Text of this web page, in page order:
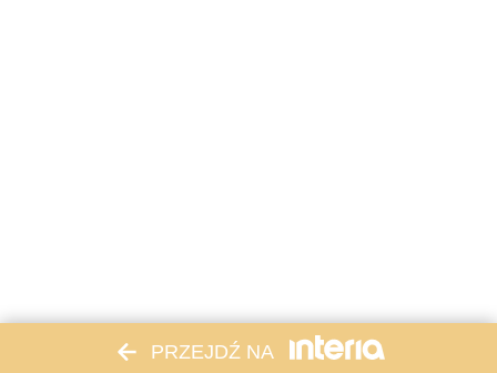
PRZEJDŹ NA